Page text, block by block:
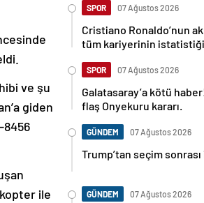
ve şu
giden
8456
ile
SPOR 07 Ağustos 2026
Cristiano Ronaldo’nun
tüm kariyerinin
SPOR 07 Ağustos 2026
Galatasaray’a kötü
flaş Onyekuru kararı.
GÜNDEM 07 Ağustos 2026
Trump’tan seçim
GÜNDEM 07 Ağustos 2026